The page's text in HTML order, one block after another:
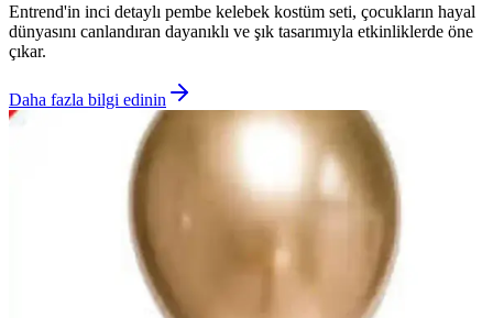
Entrend'in inci detaylı pembe kelebek kostüm seti, çocukların hayal
dünyasını canlandıran dayanıklı ve şık tasarımıyla etkinliklerde öne
çıkar.
Daha fazla bilgi edinin